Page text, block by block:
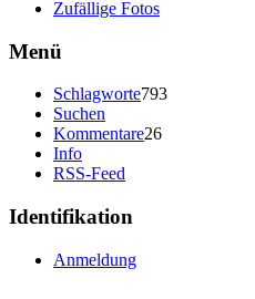
Zufällige Fotos
Menü
Schlagworte793
Suchen
Kommentare26
Info
RSS-Feed
Identifikation
Anmeldung